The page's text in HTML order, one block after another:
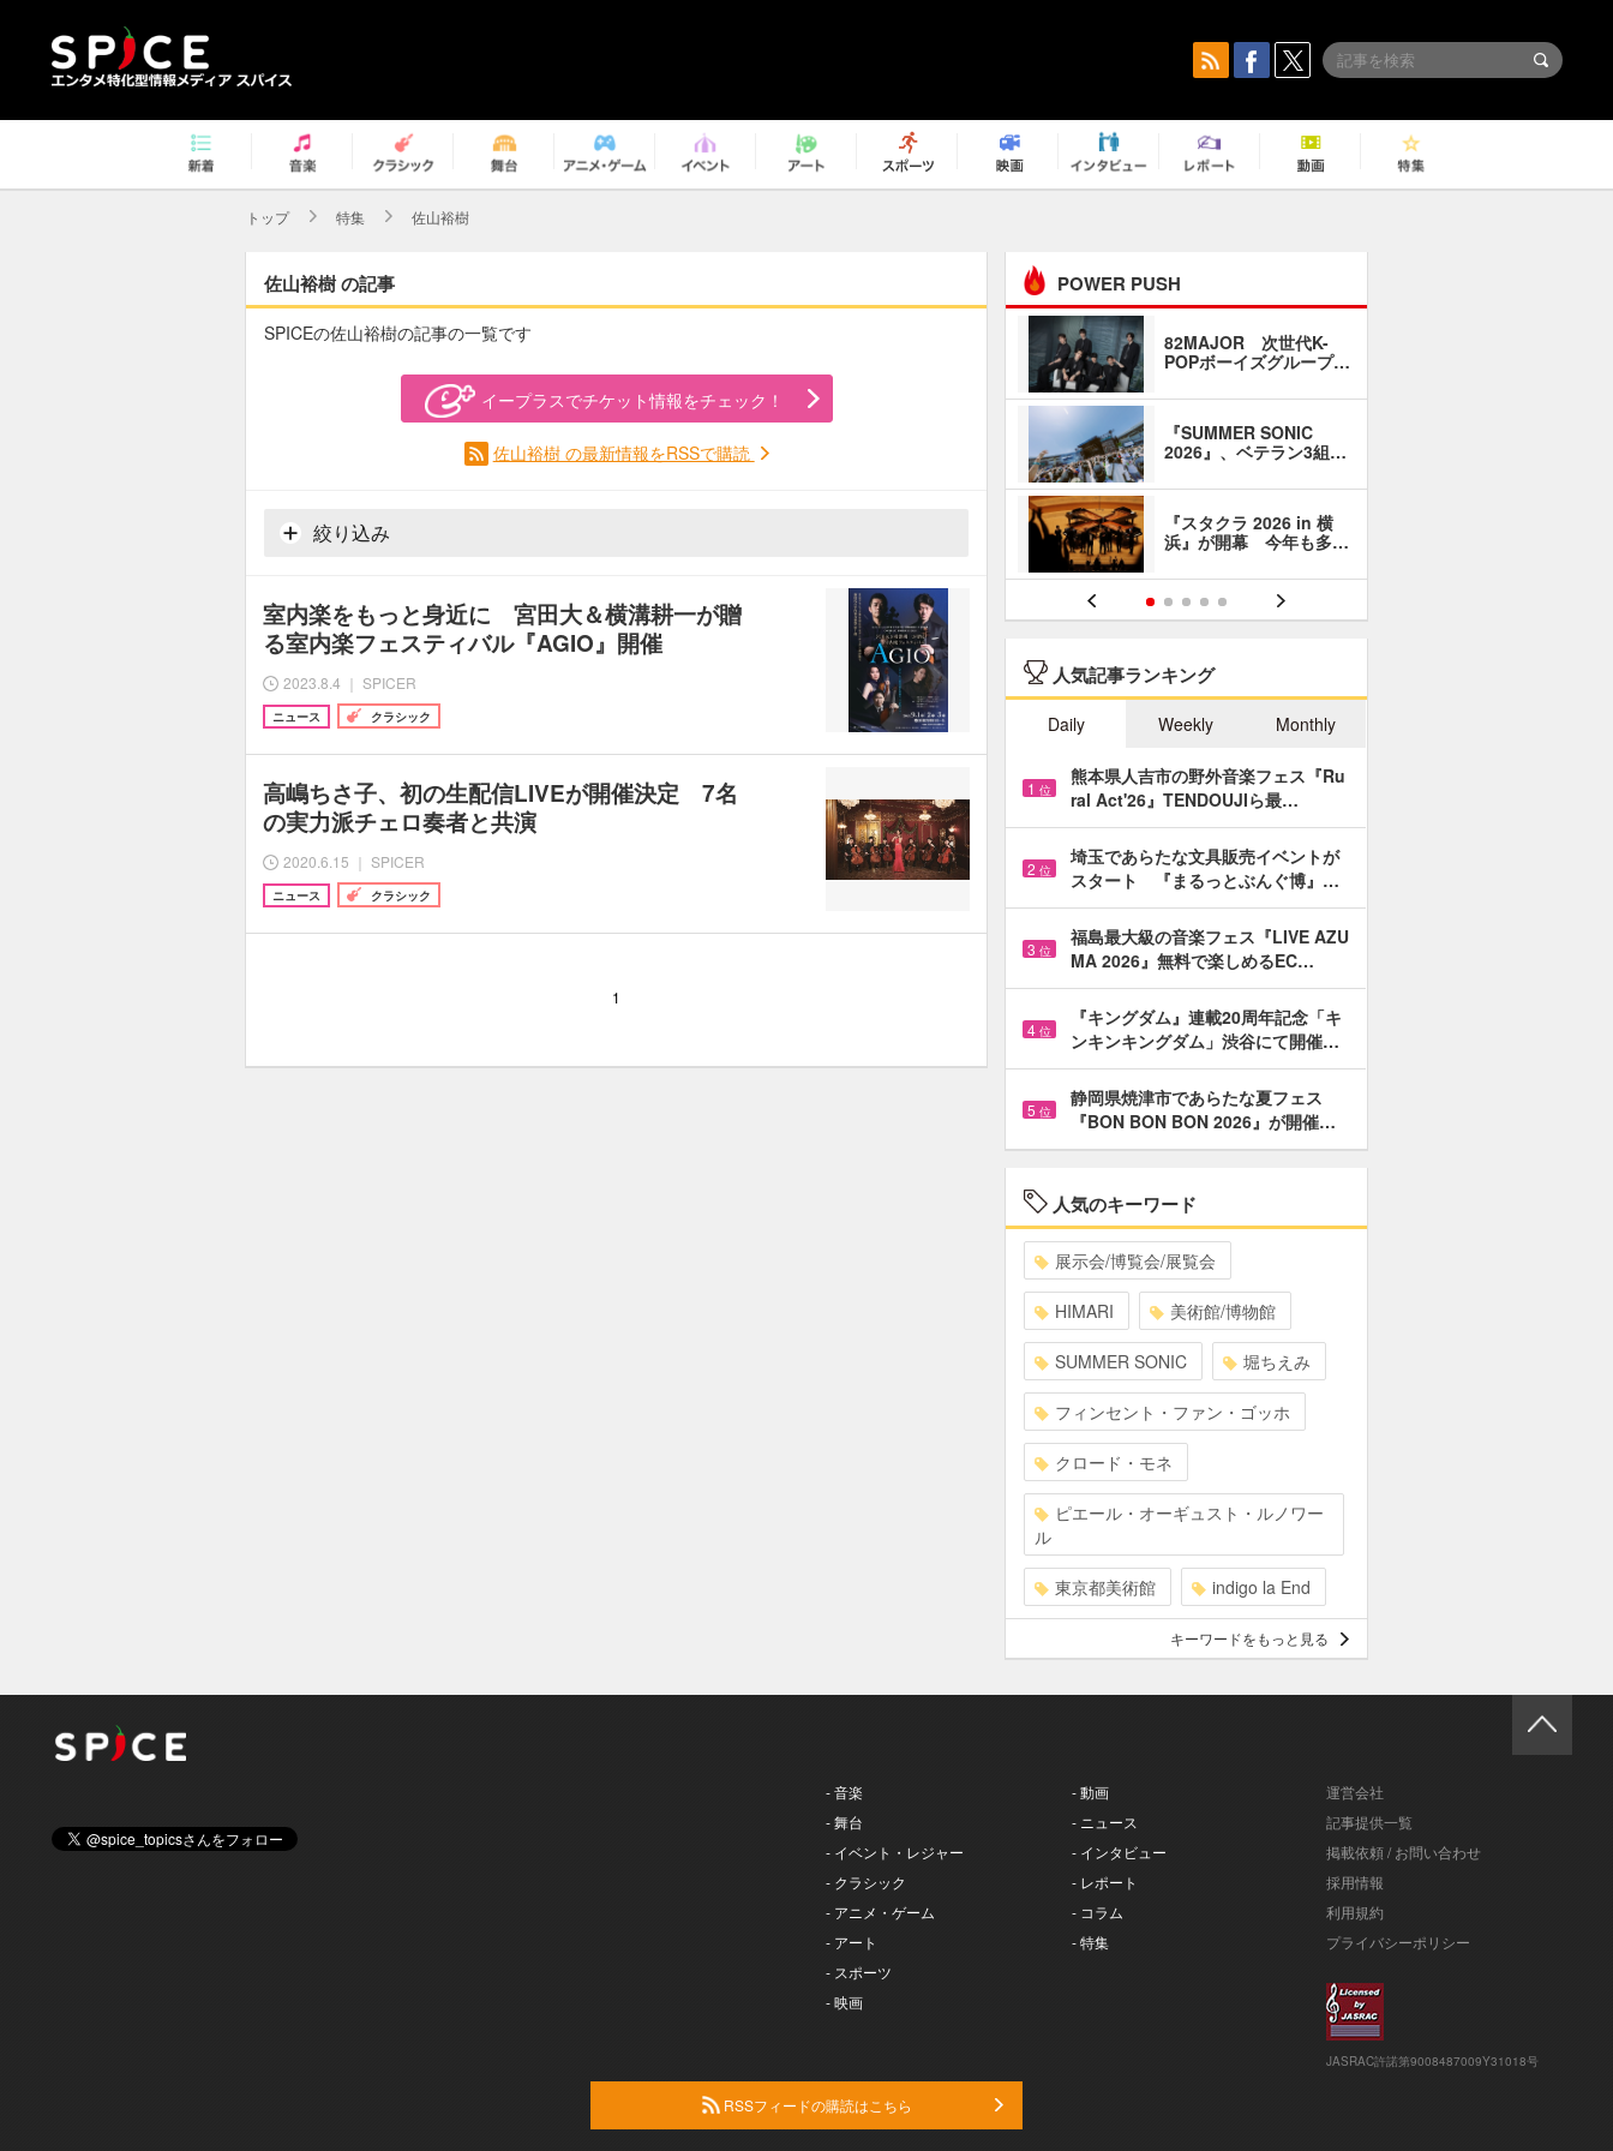
トップ 特集 佐山裕樹
佐山裕樹 の記事
SPICEの佐山裕樹の記事の一覧です
イープラスでチケット情報をチェック！
佐山裕樹 の最新情報をRSSで購読
絞り込み
室内楽をもっと身近に 宮田大＆横溝耕一が贈
る室内楽フェスティバル『AGIO』開催
2023.8.4 ｜ SPICER
ニュース クラシック
高嶋ちさ子、初の生配信LIVEが開催決定 7名
の実力派チェロ奏者と共演
2020.6.15 ｜ SPICER
ニュース クラシック
1
POWER PUSH
82MAJOR 次世代K-
POPボーイズグループ…
『SUMMER SONIC
2026』、ベテラン3組…
『スタクラ 2026 in 横
浜』が開幕 今年も多…
人気記事ランキング
Daily Weekly Monthly
1 位
熊本県人吉市の野外音楽フェス『Ru
ral Act'26』TENDOUJIら最…
2 位
埼玉であらたな文具販売イベントが
スタート 『まるっとぶんぐ博』…
3 位
福島最大級の音楽フェス『LIVE AZU
MA 2026』無料で楽しめるEC…
4 位
『キングダム』連載20周年記念「キ
ンキンキングダム」渋谷にて開催…
5 位
静岡県焼津市であらたな夏フェス
『BON BON BON 2026』が開催…
人気のキーワード
展示会/博覧会/展覧会
HIMARI 美術館/博物館
SUMMER SONIC 堀ちえみ
フィンセント・ファン・ゴッホ
クロード・モネ
ピエール・オーギュスト・ルノワー
ル
東京都美術館 indigo la End
キーワードをもっと見る
- 音楽
- 舞台
- イベント・レジャー
- クラシック
- アニメ・ゲーム
- アート
- スポーツ
- 映画
- 動画
- ニュース
- インタビュー
- レポート
- コラム
- 特集
運営会社
記事提供一覧
掲載依頼 / お問い合わせ
採用情報
利用規約
プライバシーポリシー
JASRAC許諾第9008487009Y31018号
RSSフィードの購読はこちら